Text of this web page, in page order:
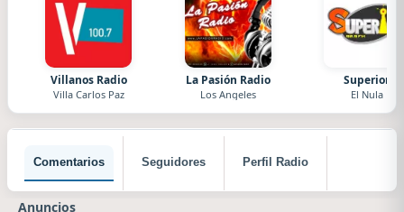
Villanos Radio
Villa Carlos Paz
La Pasión Radio
Los Angeles
Superior
El Nula
Comentarios Seguidores Perfil Radio
Anuncios